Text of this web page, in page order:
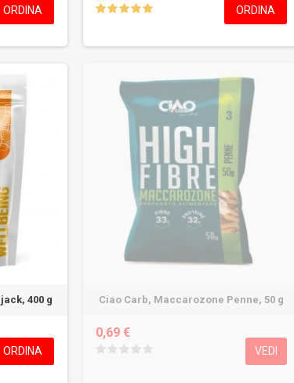
ORDINA ORDINA
400 g
ORDINA
Ciao Carb, Maccarozone Penne, 50 g
0,69 €
VEDI